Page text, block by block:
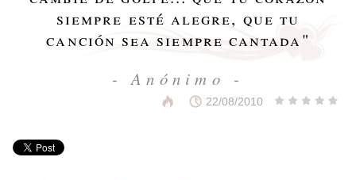
siempre esté alegre, que tu
canción sea siempre cantada"
- Anónimo -
22/08/2010